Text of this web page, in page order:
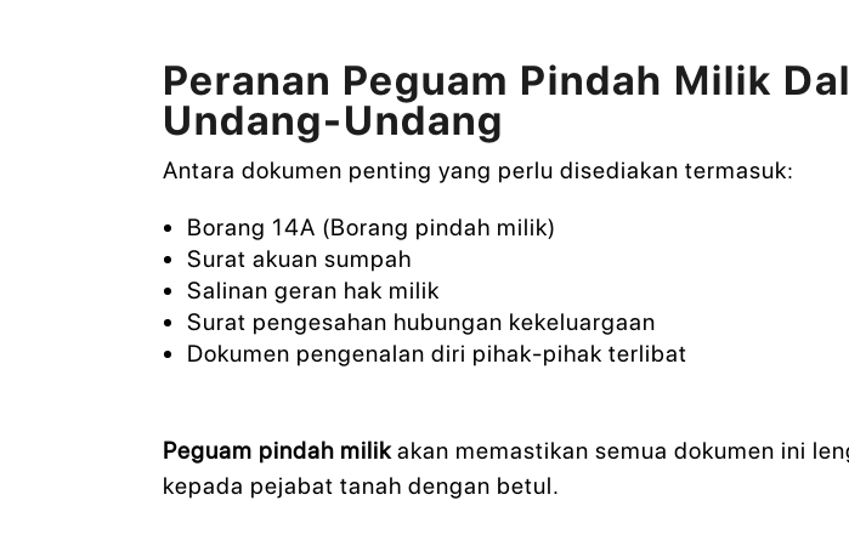
Peranan Peguam Pindah Milik
Undang-Undang
Antara dokumen penting yang perlu disediakan termasuk:
Borang 14A (Borang pindah milik)
Surat akuan sumpah
Salinan geran hak milik
Surat pengesahan hubungan kekeluargaan
Dokumen pengenalan diri pihak-pihak terlibat
Peguam pindah milikakan memastikan semua dokumen ini
kepada pejabat tanah dengan betul.